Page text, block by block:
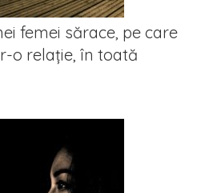
femei sărace, pe care
o relație, în toată